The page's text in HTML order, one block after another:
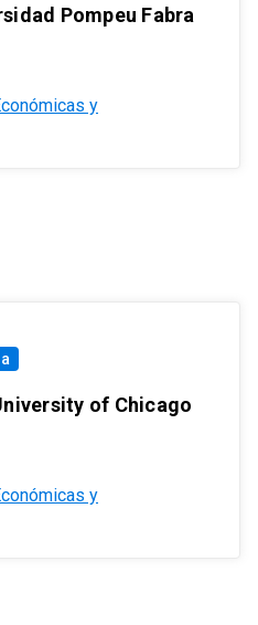
Pompeu Fabra
y
of Chicago
y